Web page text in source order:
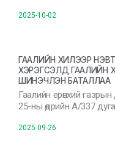
2025-10-02
ГААЛИЙН ХИЛЭЭР
ХЭРЭГСЭЛД ГААЛИЙН
ШИНЭЧЛЭН БАТАЛЛАА
Гаалийн ерөнхий
25-ны өдрийн А/337
2025-09-26